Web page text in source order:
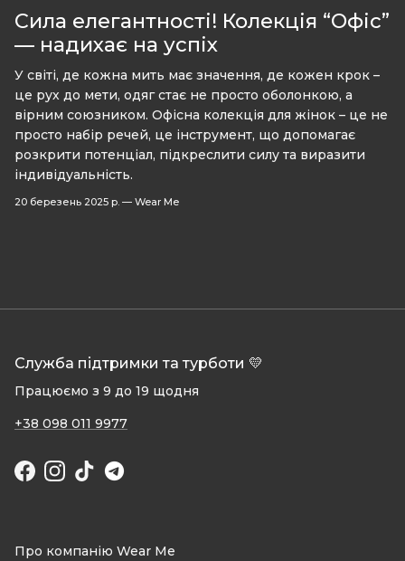
Сила елегантності! Колекція “Офіс”
— надихає на успіх
У світі, де кожна мить має значення, де кожен крок –
це рух до мети, одяг стає не просто оболонкою, а
вірним союзником. Офісна колекція для жінок – це не
просто набір речей, це інструмент, що допомагає
розкрити потенціал, підкреслити силу та виразити
індивідуальність.
20 березень 2025 р. — Wear Me
Служба підтримки та турботи 💛
Працюємо з 9 до 19 щодня
+38 098 011 9977
Facebook
Instagram
TikTok
Про компанію Wear Me